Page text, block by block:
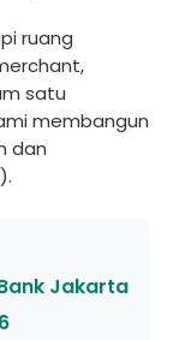
ruang
satu
membangun
dan
Jakarta